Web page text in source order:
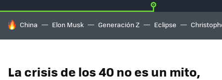
HOY SE HABLA DE
China Elon Musk Generación Z Eclipse
La crisis de los 40 no es un mito,